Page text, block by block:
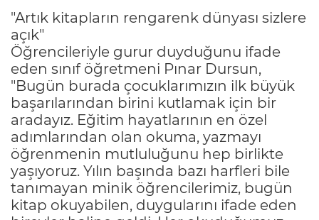
"Artık kitapların rengarenk dünyası sizlere
açık"
Öğrencileriyle gurur duyduğunu ifade
eden sınıf öğretmeni Pınar Dursun,
"Bugün burada çocuklarımızın ilk büyük
başarılarından birini kutlamak için bir
aradayız. Eğitim hayatlarının en özel
adımlarından olan okuma, yazmayı
öğrenmenin mutluluğunu hep birlikte
yaşıyoruz. Yılın başında bazı harfleri bile
tanımayan minik öğrencilerimiz, bugün
kitap okuyabilen, duygularını ifade eden